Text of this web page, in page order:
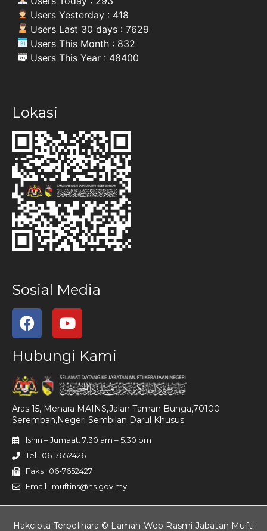
Users Yesterday : 418
Users Last 30 days : 7629
Users This Month : 832
Users This Year : 48400
Lokasi
Sosial Media
Hubungi Kami
Aras 15, Menara MAINS,Jalan Taman Bunga,70100
Seremban,Negeri Sembilan Darul Khusus.
Isnin – Jumaat: 7:30 am – 5:30 pm
Tel : 06-7652426
Faks : 06-7652427
Email : muftins@ns.gov.my
Hakcipta Terpelihara © Laman Web Rasmi Jabatan Mufti